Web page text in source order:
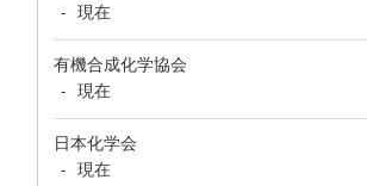
- 現在
有機合成化学協会
- 現在
日本化学会
- 現在